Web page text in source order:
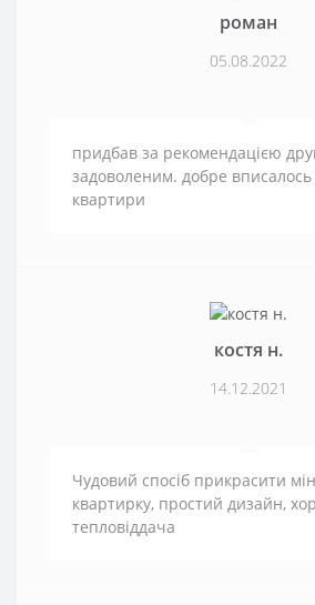
роман
05.08.2022
придбав за рекомендацією
задоволеним. добре
квартири
костя н.
14.12.2021
Чудовий спосіб прикрасити
квартирку, простий дизайн,
тепловіддача